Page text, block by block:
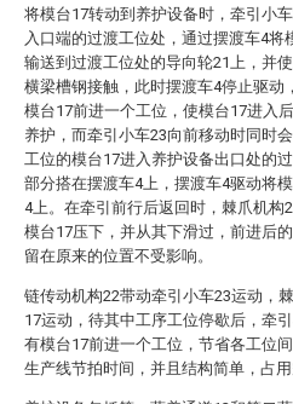
将模台17转动到养护设备时，牵引小
入口端的过渡工位处，通过摆渡车4将
输送到过渡工位处的导向轮21上，并
横梁槽钢接触，此时摆渡车4停止驱动
模台17前进一个工位，使模台17进入
养护，而牵引小车23向前移动时同时
工位的模台17进入养护设备出口处的
部分搭在摆渡车4上，摆渡车4驱动将
4上。在牵引前行后返回时，棘爪机构
模台17压下，并从其下滑过，前进后
留在原来的位置不受影响。
链传动机构22带动牵引小车23运动，
17运动，待其中工序工位停歇后，牵
有模台17前进一个工位，节省各工位
生产线节拍时间，并且结构简单，占用